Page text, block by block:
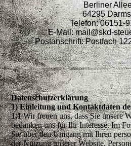
Berliner
64295
Telefon: 06151-
E-Mail: mail@skd-
Postanschrift: Postfach
Datenschutzerklärung
1) Einleitung und Kontaktdaten
1.1Wir freuen uns, dass Sie unsere
bedanken uns für Ihr Interesse. Im
Sie über den Umgang mit Ihren
der Nutzung unserer Website.